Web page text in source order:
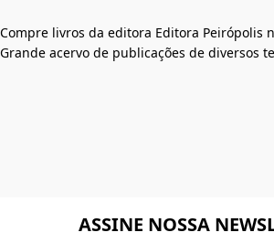
Compre livros da editora Editora Peirópolis
Grande acervo de publicações de diversos
ASSINE NOSSA